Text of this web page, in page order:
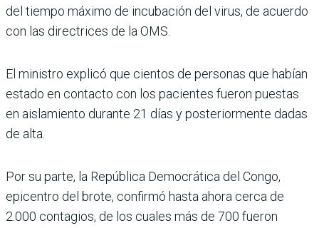
del tiempo máximo de incubación del virus, de acuerdo
con las directrices de la OMS.
El ministro explicó que cientos de personas que habían
estado en contacto con los pacientes fueron puestas
en aislamiento durante 21 días y posteriormente dadas
de alta.
Por su parte, la República Democrática del Congo,
epicentro del brote, confirmó hasta ahora cerca de
2.000 contagios, de los cuales más de 700 fueron